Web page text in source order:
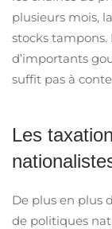
plusieurs mois,
stocks tampons.
d’importants
suffit pas à
Les
De plus en plus
de politiques